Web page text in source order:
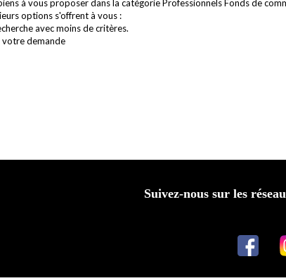
à vous proposer dans la catégorie Professionnels Fonds de
options s'offrent à vous :
avec moins de critères.
votre demande
Suivez-nous sur les